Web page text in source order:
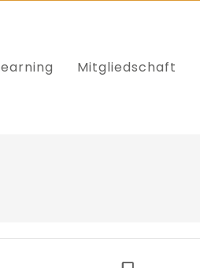
Mitgliedschaft